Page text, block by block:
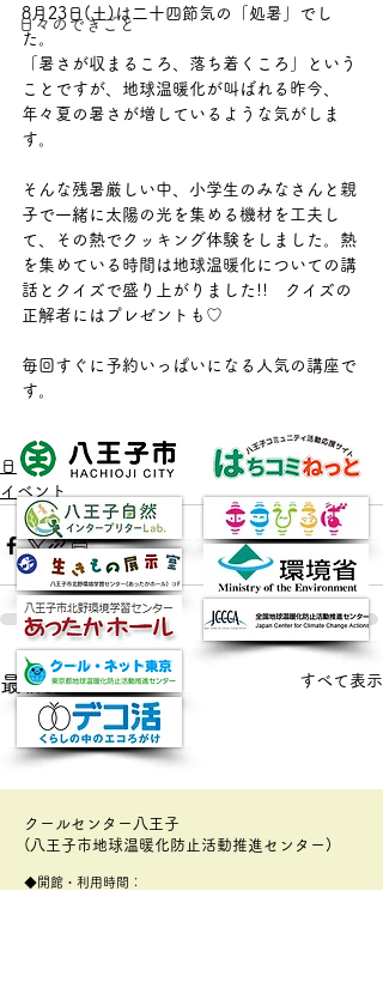
日々のできごと
8月23日(土)は二十四節気の「処暑」でし
た。
「暑さが収まるころ、落ち着くころ」という
ことですが、地球温暖化が叫ばれる昨今、
年々夏の暑さが増しているような気がしま
す。
そんな残暑厳しい中、小学生のみなさんと親
子で一緒に太陽の光を集める機材を工夫し
て、その熱でクッキング体験をしました。熱
を集めている時間は地球温暖化についての講
話とクイズで盛り上がりました!!　クイズの
正解者にはプレゼントも♡
毎回すぐに予約いっぱいになる人気の講座で
す。
日々のできごと
イベント
最新記事 すべて表示
クールセンター八王子
(八王子市地球温暖化防止活動推進センター)
◆開館・利用時間：